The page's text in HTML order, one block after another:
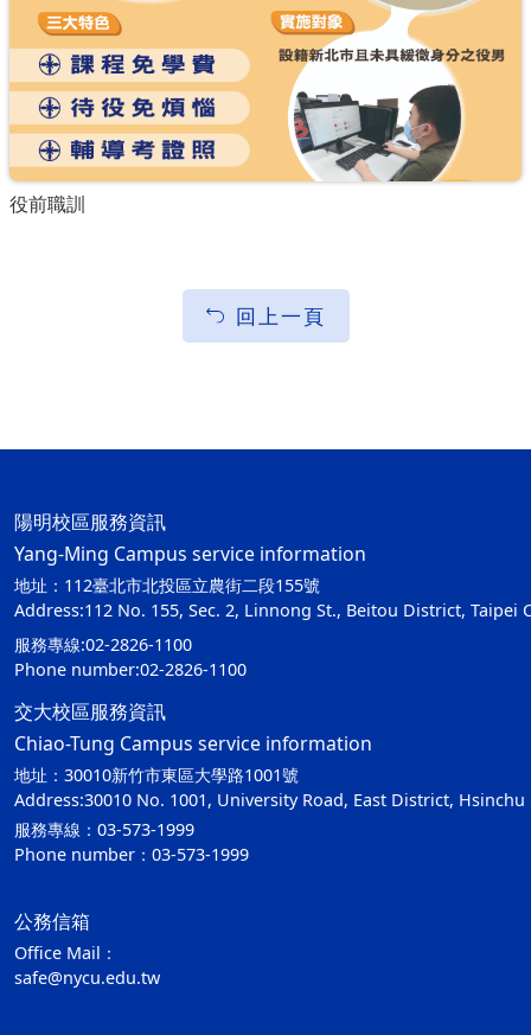
役前職訓
回上一頁
陽明校區服務資訊
Yang-Ming Campus service information
地址：112臺北市北投區立農街二段155號
Address:112 No. 155, Sec. 2, Linnong St., Beitou District, Taipei
服務專線:02-2826-1100
Phone number:02-2826-1100
交大校區服務資訊
Chiao-Tung Campus service information
地址：30010新竹市東區大學路1001號
Address:30010 No. 1001, University Road, East District, Hsinchu
服務專線：03-573-1999
Phone number：03-573-1999
公務信箱
Office Mail：
safe@nycu.edu.tw